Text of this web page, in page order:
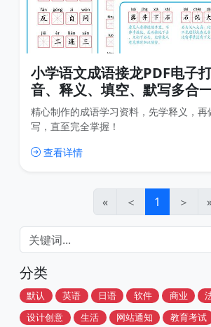
小学语文成语接龙PDF电子
音、释义、填空、默写多合
学初中各年级学习
精心制作的成语学习资料，先学释义，再
写，直至完全掌握！
查看详情
« ＜ 1 ＞
分类
默认 英语 日语 软件 商业
设计创意
生活 网站通知 教育考试